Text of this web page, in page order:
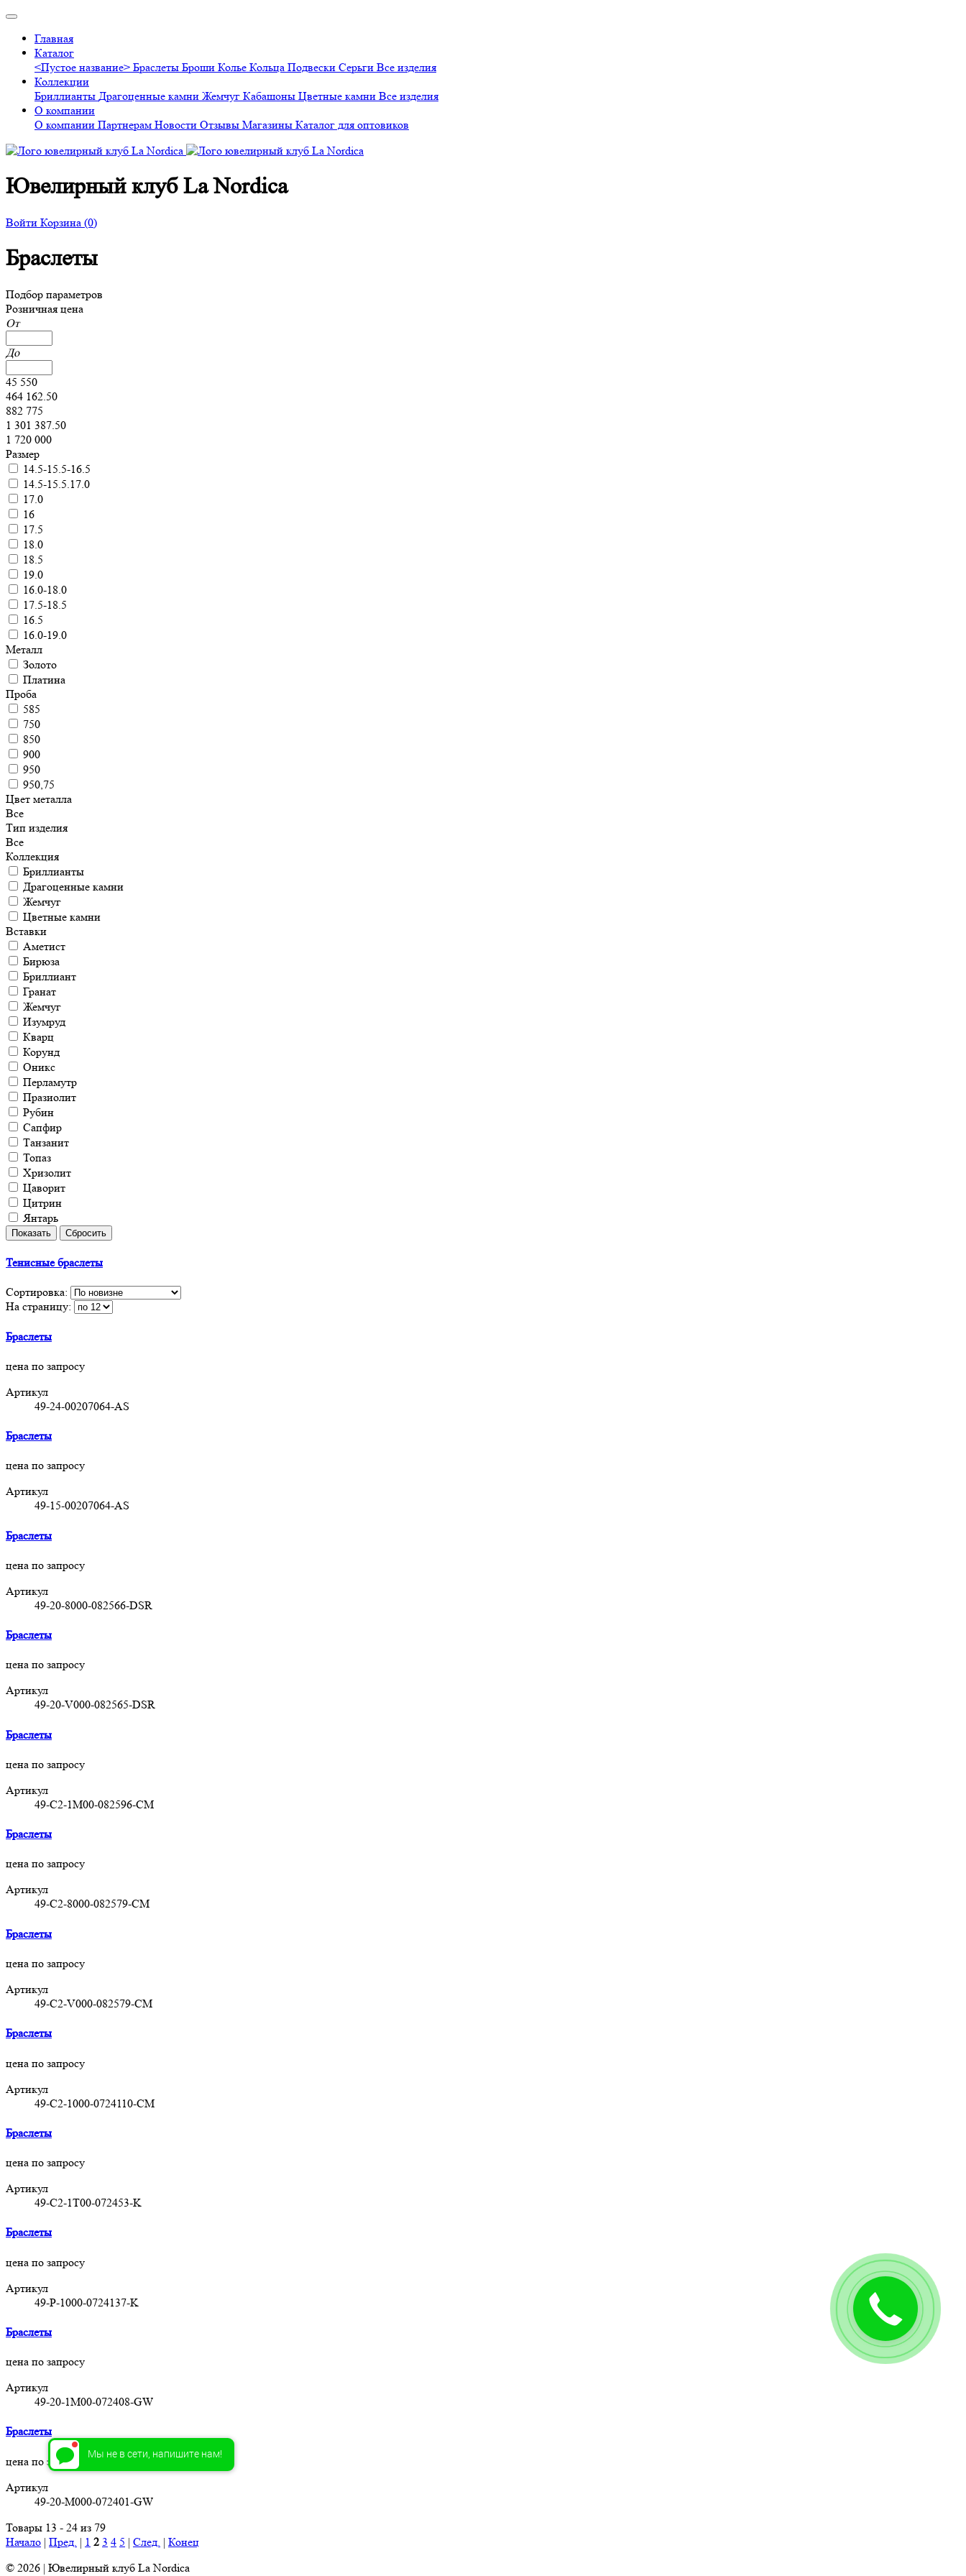
Главная
Каталог
<Пустое название> Браслеты Броши Колье Кольца Подвески Серьги Все изделия
Коллекции
Бриллианты Драгоценные камни Жемчуг Кабашоны Цветные камни Все изделия
О компании
О компании Партнерам Новости Отзывы Магазины Каталог для оптовиков
Ювелирный клуб La Nordica
Войти Корзина (0)
Браслеты
Подбор параметров
Розничная цена
От
До
45 550
464 162.50
882 775
1 301 387.50
1 720 000
Размер
14.5-15.5-16.5
14.5-15.5.17.0
17.0
16
17.5
18.0
18.5
19.0
16.0-18.0
17.5-18.5
16.5
16.0-19.0
Металл
Золото
Платина
Проба
585
750
850
900
950
950,75
Цвет металла
Все
Тип изделия
Все
Коллекция
Бриллианты
Драгоценные камни
Жемчуг
Цветные камни
Вставки
Аметист
Бирюза
Бриллиант
Гранат
Жемчуг
Изумруд
Кварц
Корунд
Оникс
Перламутр
Празиолит
Рубин
Сапфир
Танзанит
Топаз
Хризолит
Цаворит
Цитрин
Янтарь
Тенисные браслеты
Сортировка:
На страницу:
Браслеты
цена по запросу
Артикул
49-24-00207064-AS
Браслеты
цена по запросу
Артикул
49-15-00207064-AS
Браслеты
цена по запросу
Артикул
49-20-8000-082566-DSR
Браслеты
цена по запросу
Артикул
49-20-V000-082565-DSR
Браслеты
цена по запросу
Артикул
49-C2-1M00-082596-CM
Браслеты
цена по запросу
Артикул
49-C2-8000-082579-CM
Браслеты
цена по запросу
Артикул
49-C2-V000-082579-CM
Браслеты
цена по запросу
Артикул
49-C2-1000-0724110-CM
Браслеты
цена по запросу
Артикул
49-C2-1T00-072453-K
Браслеты
цена по запросу
Артикул
49-P-1000-0724137-K
Браслеты
цена по запросу
Артикул
49-20-1M00-072408-GW
Браслеты
цена по запросу
Артикул
49-20-M000-072401-GW
Товары 13 - 24 из 79
Начало | Пред. | 1 2 3 4 5 | След. | Конец
© 2026 | Ювелирный клуб La Nordica
Мы не в сети, напишите нам!